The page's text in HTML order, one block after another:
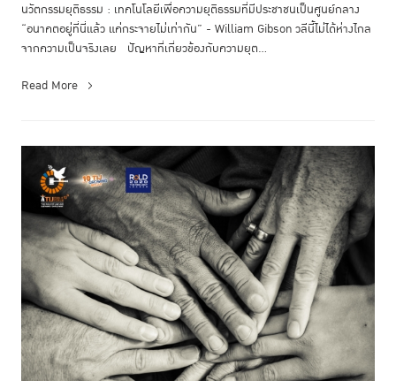
นวัตกรรมยุติธรรม : เทคโนโลยีเพื่อความยุติธรรมที่มีประชาชนเป็นศูนย์กลาง
“อนาคตอยู่ที่นี่แล้ว แค่กระจายไม่เท่ากัน” - William Gibson วลีนี้ไม่ได้ห่างไกล
จากความเป็นจริงเลย ปัญหาที่เกี่ยวข้องกับความยุต...
Read More